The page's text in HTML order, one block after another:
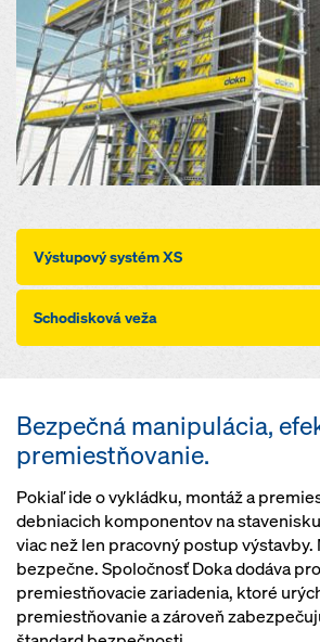
Výstupový systém XS
Schodisková veža
Bezpečná manipulácia,
premiestňovanie.
Pokiaľ ide o vykládku, montáž a
debniacich komponentov na
viac než len pracovný postup výstavby.
bezpečne. Spoločnosť Doka dodáva
premiestňovacie zariadenia, ktoré
premiestňovanie a zároveň